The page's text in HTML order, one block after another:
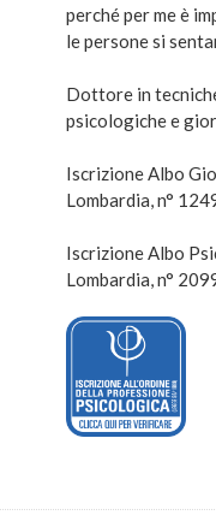
perché per me è
le persone si
Dottore in
psicologiche e
Iscrizione Albo
Lombardia, n°
Iscrizione Albo
Lombardia, n°